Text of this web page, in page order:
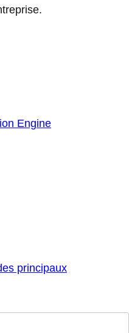
Engine
principaux